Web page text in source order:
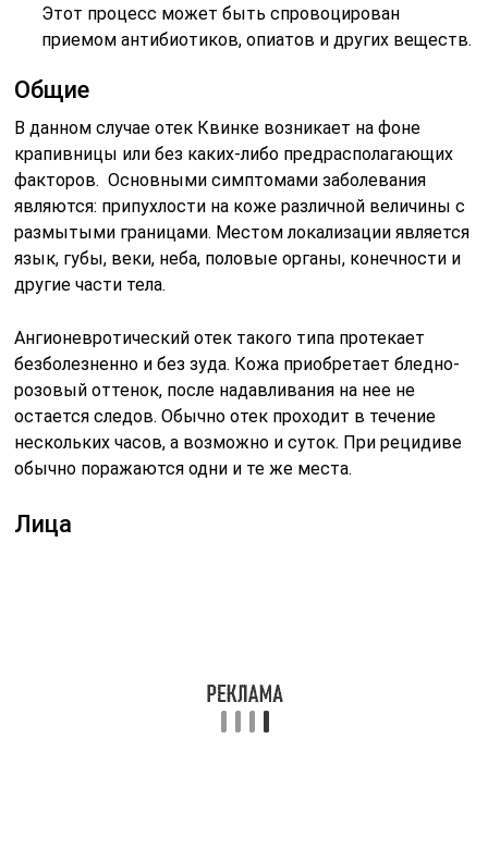
Этот процесс может быть спровоцирован
приемом антибиотиков, опиатов и других веществ.
Общие
В данном случае отек Квинке возникает на фоне
крапивницы или без каких-либо предрасполагающих
факторов. Основными симптомами заболевания
являются: припухлости на коже различной величины с
размытыми границами. Местом локализации является
язык, губы, веки, неба, половые органы, конечности и
другие части тела.
Ангионевротический отек такого типа протекает
безболезненно и без зуда. Кожа приобретает бледно-
розовый оттенок, после надавливания на нее не
остается следов. Обычно отек проходит в течение
нескольких часов, а возможно и суток. При рецидиве
обычно поражаются одни и те же места.
Лица
Читайте также: